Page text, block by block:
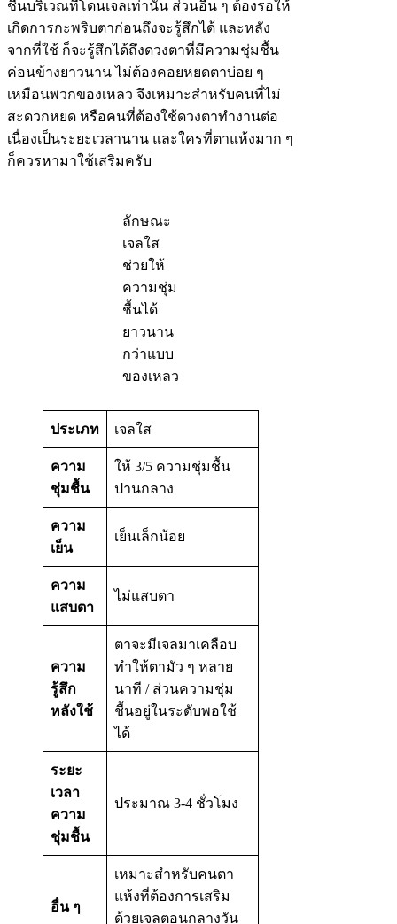
ชื้นบริเวณที่โดนเจลเท่านั้น ส่วนอื่น ๆ ต้องรอให้
เกิดการกะพริบตาก่อนถึงจะรู้สึกได้ และหลัง
จากที่ใช้ ก็จะรู้สึกได้ถึงดวงตาที่มีความชุ่มชื้น
ค่อนข้างยาวนาน ไม่ต้องคอยหยดตาบ่อย ๆ
เหมือนพวกของเหลว จึงเหมาะสำหรับคนที่ไม่
สะดวกหยด หรือคนที่ต้องใช้ดวงตาทำงานต่อ
เนื่องเป็นระยะเวลานาน และใครที่ตาแห้งมาก ๆ
ก็ควรหามาใช้เสริมครับ
ลักษณะ
เจลใส
ช่วยให้
ความชุ่ม
ชื้นได้
ยาวนาน
กว่าแบบ
ของเหลว
ประเภท เจลใส
ความ
ชุ่มชื้น
ให้ 3/5 ความชุ่มชื้น
ปานกลาง
ความ
เย็น
เย็นเล็กน้อย
ความ
แสบตา
ไม่แสบตา
ความ
รู้สึก
หลังใช้
ตาจะมีเจลมาเคลือบ
ทำให้ตามัว ๆ หลาย
นาที / ส่วนความชุ่ม
ชื้นอยู่ในระดับพอใช้
ได้
ระยะ
เวลา
ความ
ชุ่มชื้น
ประมาณ 3-4 ชั่วโมง
อื่น ๆ
เหมาะสำหรับคนตา
แห้งที่ต้องการเสริม
ด้วยเจลตอนกลางวัน